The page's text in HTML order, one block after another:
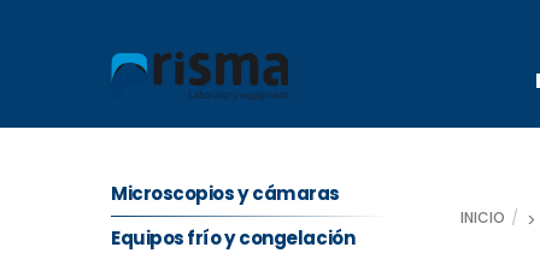
INICIO
Microscopios y cámaras
Equipos frío y congelación